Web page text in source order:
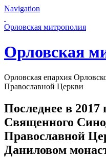
Navigation
Орловская митрополия
Орловская
Орловская епархия
Православной Церкви
Последнее в 2017
Священного
Православной
Даниловом